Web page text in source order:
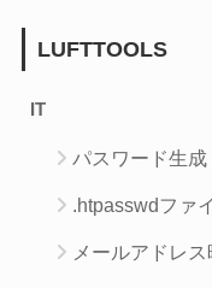
LUFTTOOLS
IT
パスワード生成
.htpasswdファ
メールアドレ